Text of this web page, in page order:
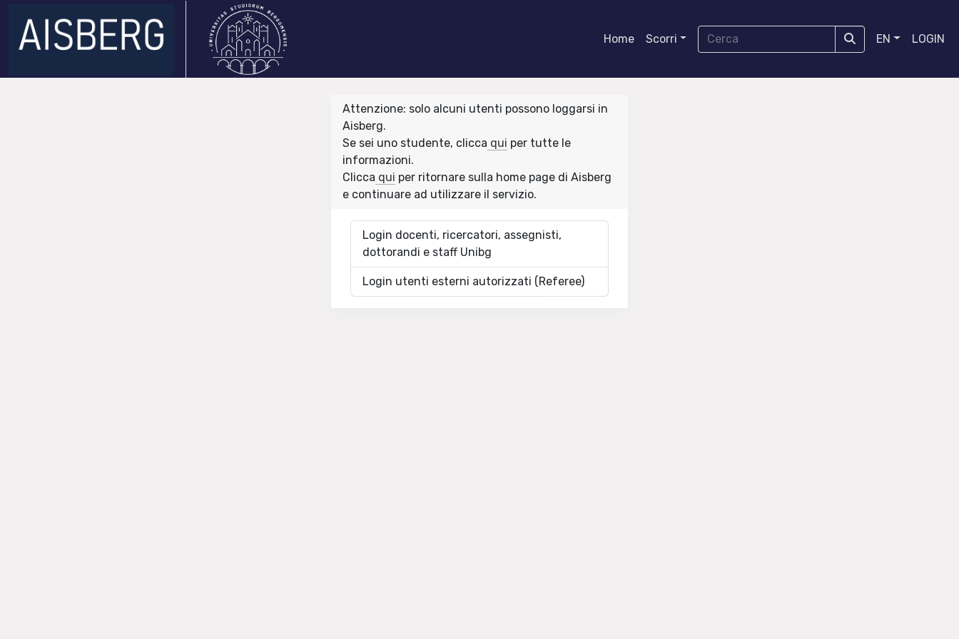
Home Scorri EN LOGIN
Attenzione: solo alcuni utenti possono loggarsi in
Aisberg.
Se sei uno studente, clicca qui per tutte le
informazioni.
Clicca qui per ritornare sulla home page di Aisberg
e continuare ad utilizzare il servizio.
Login docenti, ricercatori, assegnisti,
dottorandi e staff Unibg
Login utenti esterni autorizzati (Referee)